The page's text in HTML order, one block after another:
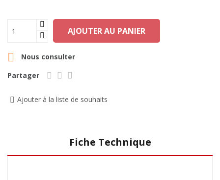
AJOUTER AU PANIER
 Nous consulter
Partager
Ajouter à la liste de souhaits
Fiche Technique